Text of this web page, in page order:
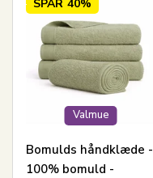
Valmue
SPAR 40%
Bomulds håndklæde -
100% bomuld -